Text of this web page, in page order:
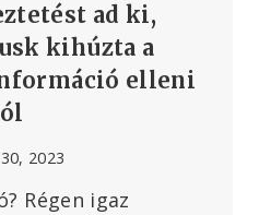
ad ki,
kihúzta a
elleni
2023
Régen igaz